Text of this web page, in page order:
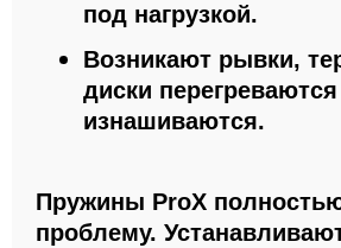
под нагрузкой.
Возникают рывки,
диски
изнашиваются.
Пружины ProX
проблему.